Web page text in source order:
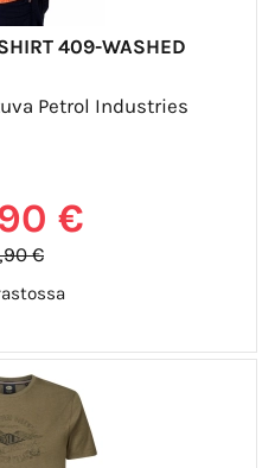
409-WASHED
Petrol Industries
€
€